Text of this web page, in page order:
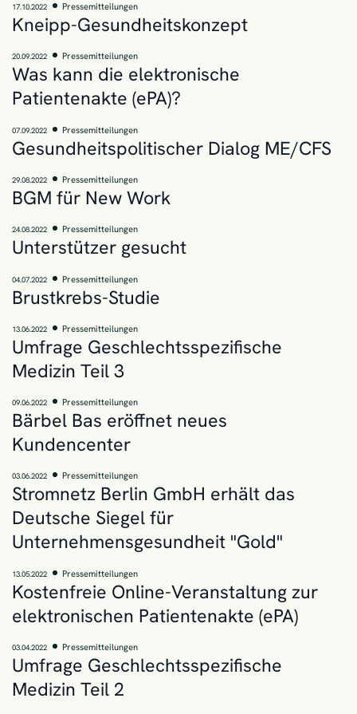
17.10.2022 Pressemitteilungen
Kneipp-Gesundheitskonzept
20.09.2022 Pressemitteilungen
Was kann die elektronische
Patientenakte (ePA)?
07.09.2022 Pressemitteilungen
Gesundheitspolitischer Dialog ME/CFS
29.08.2022 Pressemitteilungen
BGM für New Work
24.08.2022 Pressemitteilungen
Unterstützer gesucht
04.07.2022 Pressemitteilungen
Brustkrebs-Studie
13.06.2022 Pressemitteilungen
Umfrage Geschlechtsspezifische
Medizin Teil 3
09.06.2022 Pressemitteilungen
Bärbel Bas eröffnet neues
Kundencenter
03.06.2022 Pressemitteilungen
Stromnetz Berlin GmbH erhält das
Deutsche Siegel für
Unternehmensgesundheit "Gold"
13.05.2022 Pressemitteilungen
Kostenfreie Online-Veranstaltung zur
elektronischen Patientenakte (ePA)
03.04.2022 Pressemitteilungen
Umfrage Geschlechtsspezifische
Medizin Teil 2